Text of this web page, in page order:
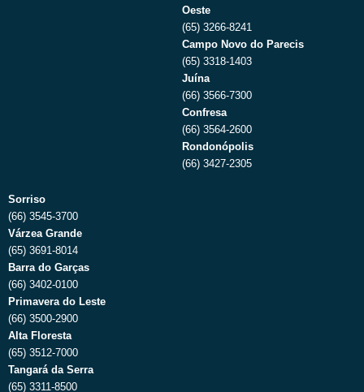
Oeste
(65) 3266-8241
Campo Novo do Parecis
(65) 3318-1403
Juína
(66) 3566-7300
Confresa
(66) 3564-2600
Rondonópolis
(66) 3427-2305
Sorriso
(66) 3545-3700
Várzea Grande
(65) 3691-8014
Barra do Garças
(66) 3402-0100
Primavera do Leste
(66) 3500-2900
Alta Floresta
(65) 3512-7000
Tangará da Serra
(65) 3311-8500